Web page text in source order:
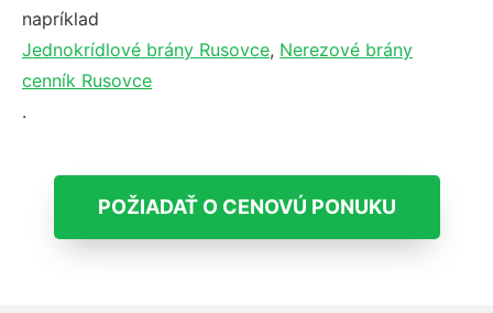
napríklad
Jednokrídlové brány Rusovce, Nerezové brány
cenník Rusovce
.
POŽIADAŤ O CENOVÚ PONUKU